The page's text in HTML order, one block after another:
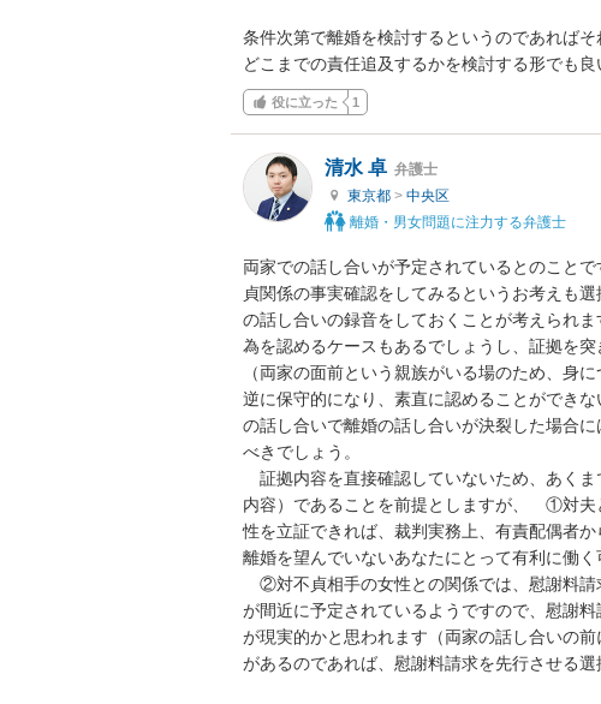
条件次第で離婚を検討するというのであれば
どこまでの責任追及するかを検討する形でも良
役に立った 1
清水 卓 弁護士
東京都 > 中央区
離婚・男女問題に注力する弁護士
両家での話し合いが予定されているとのこと
貞関係の事実確認をしてみるというお考えも
の話し合いの録音をしておくことが考えられ
為を認めるケースもあるでしょうし、証拠を
（両家の面前という親族がいる場のため、身
逆に保守的になり、素直に認めることができ
の話し合いで離婚の話し合いが決裂した場合
べきでしょう。
証拠内容を直接確認していないため、あく
内容）であることを前提としますが、　①対
性を立証できれば、裁判実務上、有責配偶者
離婚を望んでいないあなたにとって有利に働く
②対不貞相手の女性との関係では、慰謝料請
が間近に予定されているようですので、慰謝
が現実的かと思われます（両家の話し合いの
があるのであれば、慰謝料請求を先行させる選